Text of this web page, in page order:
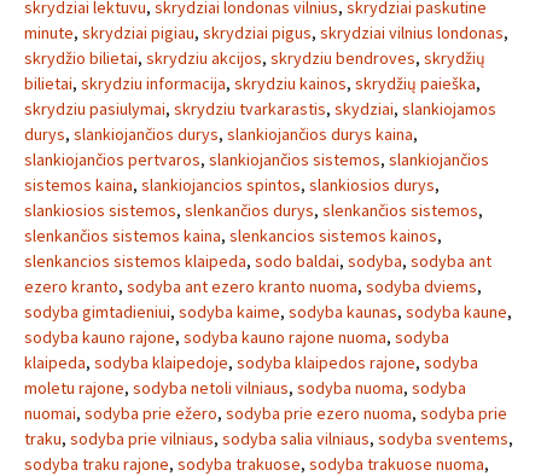
skrydziai lektuvu, skrydziai londonas vilnius, skrydziai paskutine
minute, skrydziai pigiau, skrydziai pigus, skrydziai vilnius londonas,
skrydžio bilietai, skrydziu akcijos, skrydziu bendroves, skrydžių
bilietai, skrydziu informacija, skrydziu kainos, skrydžių paieška,
skrydziu pasiulymai, skrydziu tvarkarastis, skydziai, slankiojamos
durys, slankiojančios durys, slankiojančios durys kaina,
slankiojančios pertvaros, slankiojančios sistemos, slankiojančios
sistemos kaina, slankiojancios spintos, slankiosios durys,
slankiosios sistemos, slenkančios durys, slenkančios sistemos,
slenkančios sistemos kaina, slenkancios sistemos kainos,
slenkancios sistemos klaipeda, sodo baldai, sodyba, sodyba ant
ezero kranto, sodyba ant ezero kranto nuoma, sodyba dviems,
sodyba gimtadieniui, sodyba kaime, sodyba kaunas, sodyba kaune,
sodyba kauno rajone, sodyba kauno rajone nuoma, sodyba
klaipeda, sodyba klaipedoje, sodyba klaipedos rajone, sodyba
moletu rajone, sodyba netoli vilniaus, sodyba nuoma, sodyba
nuomai, sodyba prie ežero, sodyba prie ezero nuoma, sodyba prie
traku, sodyba prie vilniaus, sodyba salia vilniaus, sodyba sventems,
sodyba traku rajone, sodyba trakuose, sodyba trakuose nuoma,